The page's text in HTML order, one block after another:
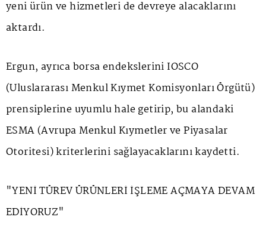
yeni ürün ve hizmetleri de devreye alacaklarını
aktardı.
Ergun, ayrıca borsa endekslerini IOSCO
(Uluslararası Menkul Kıymet Komisyonları Örgütü)
prensiplerine uyumlu hale getirip, bu alandaki
ESMA (Avrupa Menkul Kıymetler ve Piyasalar
Otoritesi) kriterlerini sağlayacaklarını kaydetti.
"YENİ TÜREV ÜRÜNLERİ İŞLEME AÇMAYA DEVAM
EDİYORUZ"